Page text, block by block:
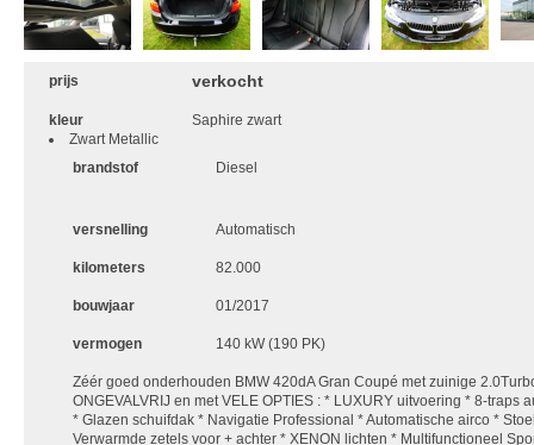
prijs verkocht
kleur
Saphire zwart
Zwart Metallic
brandstof
Diesel
versnelling Automatisch
kilometers 82.000
bouwjaar 01/2017
vermogen 140 kW (190 PK)
Zéér goed onderhouden BMW 420dA Gran Coupé met zuinige
ONGEVALVRIJ en met VELE OPTIES : * LUXURY uitvoering * 8-traps
* Glazen schuifdak * Navigatie Professional * Automatische airco *
Verwarmde zetels voor + achter * XENON lichten * Multifunctioneel